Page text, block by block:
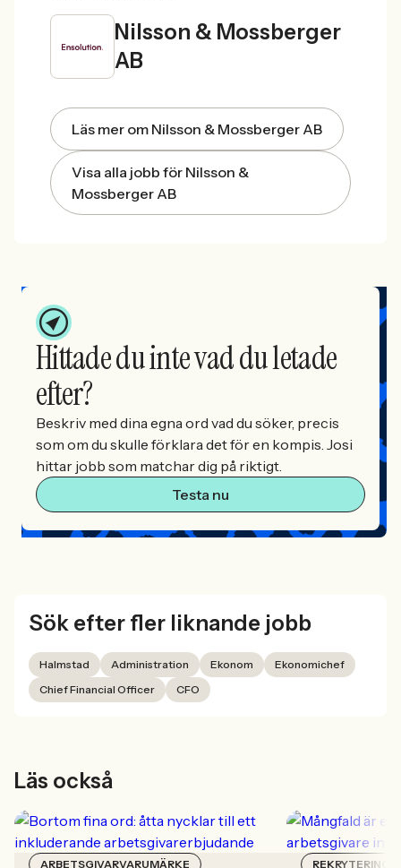
Nilsson & Mossberger
AB
Läs mer om Nilsson & Mossberger AB
Visa alla jobb för Nilsson &
Mossberger AB
Hittade du inte vad du letade
efter?
Beskriv med dina egna ord vad du söker, precis
som om du skulle förklara det för en kompis. Josi
hittar jobb som matchar dig på riktigt.
Testa nu
Sök efter fler liknande jobb
Halmstad Administration Ekonom
Ekonomichef
Chief Financial Officer
CFO
Läs också
ARBETSGIVARVARUMÄRKE REKRYTERING